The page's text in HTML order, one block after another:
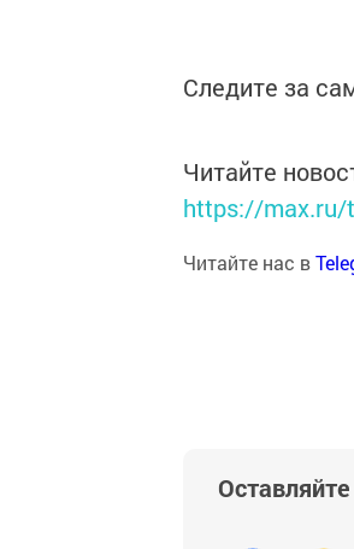
Следите за
Читайте
https://max.ru/
Читайте нас в